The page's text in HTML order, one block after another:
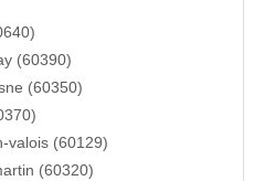
(60390)
(60350)
valois (60129)
(60320)